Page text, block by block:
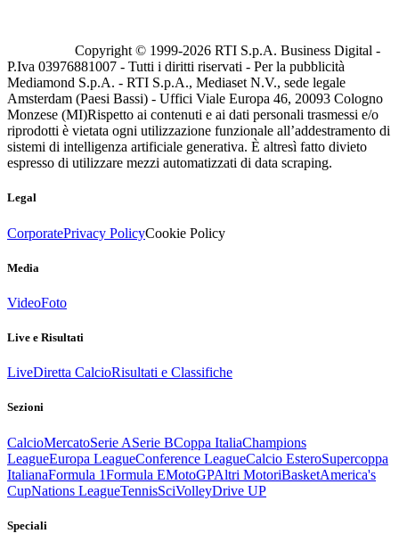
Copyright © 1999-2026 RTI S.p.A. Business Digital -
P.Iva 03976881007 - Tutti i diritti riservati - Per la pubblicità
Mediamond S.p.A. - RTI S.p.A., Mediaset N.V., sede legale
Amsterdam (Paesi Bassi) - Uffici Viale Europa 46, 20093 Cologno
Monzese (MI)Rispetto ai contenuti e ai dati personali trasmessi e/o
riprodotti è vietata ogni utilizzazione funzionale all’addestramento di
sistemi di intelligenza artificiale generativa. È altresì fatto divieto
espresso di utilizzare mezzi automatizzati di data scraping.
Legal
CorporatePrivacy PolicyCookie Policy
Media
VideoFoto
Live e Risultati
LiveDiretta CalcioRisultati e Classifiche
Sezioni
CalcioMercatoSerie ASerie BCoppa ItaliaChampions
LeagueEuropa LeagueConference LeagueCalcio EsteroSupercoppa
ItalianaFormula 1Formula EMotoGPAltri MotoriBasketAmerica's
CupNations LeagueTennisSciVolleyDrive UP
Speciali